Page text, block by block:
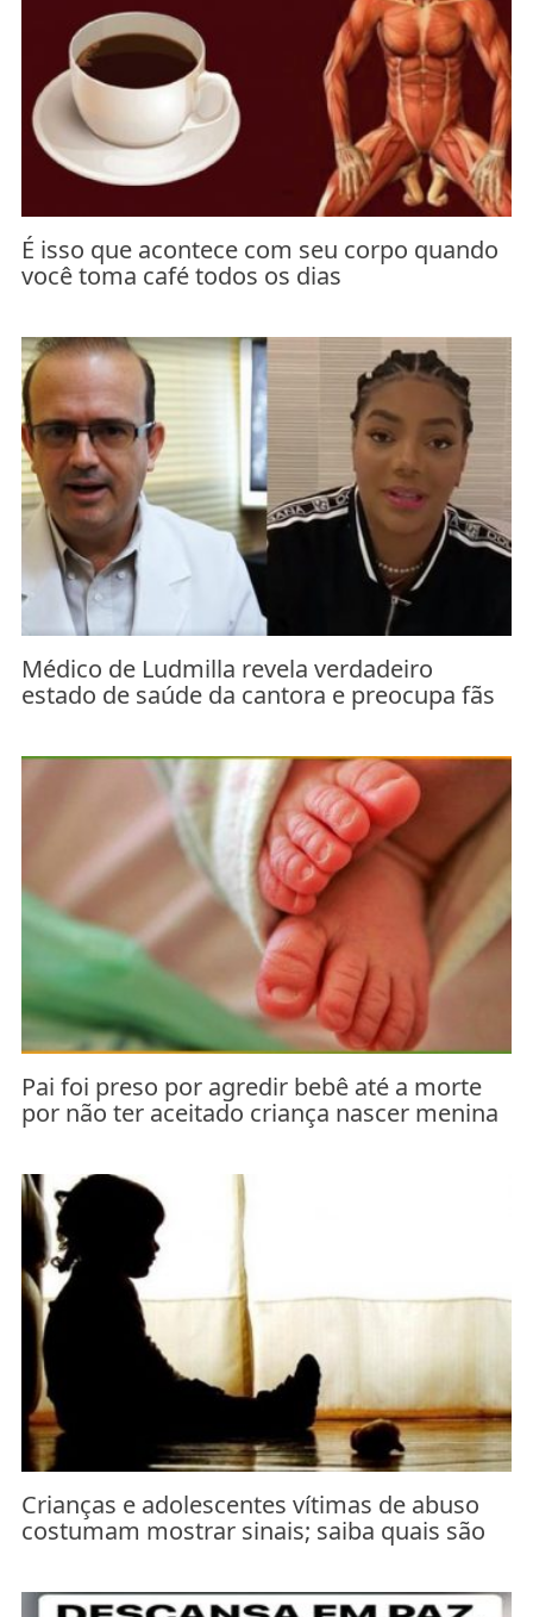
É isso que acontece com seu corpo quando
você toma café todos os dias
Médico de Ludmilla revela verdadeiro
estado de saúde da cantora e preocupa fãs
Pai foi preso por agredir bebê até a morte
por não ter aceitado criança nascer menina
Crianças e adolescentes vítimas de abuso
costumam mostrar sinais; saiba quais são